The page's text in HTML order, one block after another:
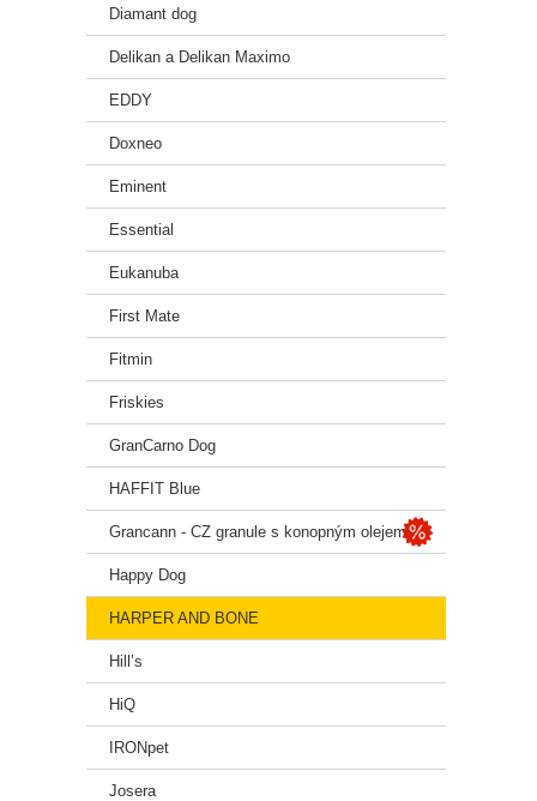
Diamant dog
Delikan a Delikan Maximo
EDDY
Doxneo
Eminent
Essential
Eukanuba
First Mate
Fitmin
Friskies
GranCarno Dog
HAFFIT Blue
Grancann - CZ granule s konopným olejem
Happy Dog
HARPER AND BONE
Hill’s
HiQ
IRONpet
Josera